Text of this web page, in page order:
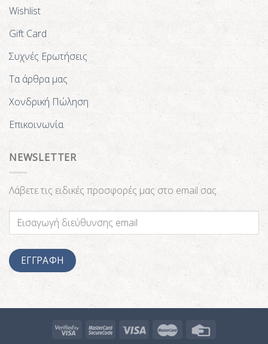
Wishlist
Gift Card
Συχνές Ερωτήσεις
Τα άρθρα μας
Χονδρική Πώληση
Επικοινωνία
NEWSLETTER
Λάβετε τις ειδικές προσφορές μας στο email σας.